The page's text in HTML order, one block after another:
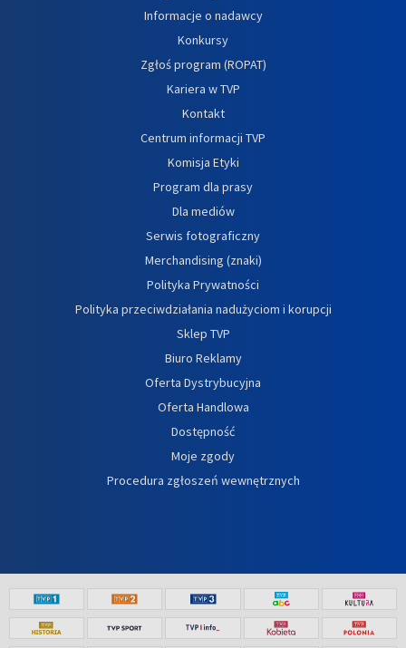
Informacje o nadawcy
Konkursy
Zgłoś program (ROPAT)
Kariera w TVP
Kontakt
Centrum informacji TVP
Komisja Etyki
Program dla prasy
Dla mediów
Serwis fotograficzny
Merchandising (znaki)
Polityka Prywatności
Polityka przeciwdziałania nadużyciom i korupcji
Sklep TVP
Biuro Reklamy
Oferta Dystrybucyjna
Oferta Handlowa
Dostępność
Moje zgody
Procedura zgłoszeń wewnętrznych